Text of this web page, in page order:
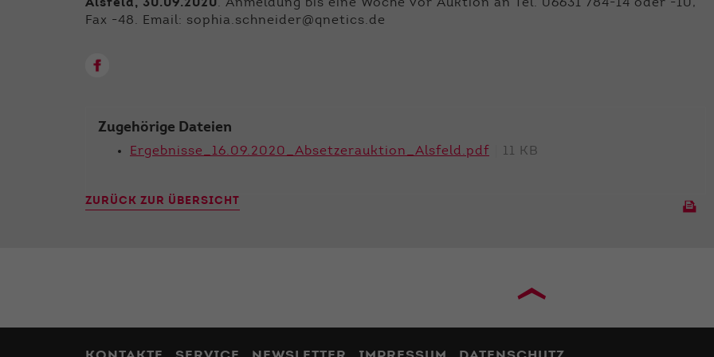
Alsfeld, 30.09.2020. Anmeldung bis eine Woche vor Auktion an Tel. 06631 784-14 oder -10,
Fax -48. Email: sophia.schneider@qnetics.de
Zugehörige Dateien
Ergebnisse_16.09.2020_Absetzerauktion_Alsfeld.pdf 11 KB
ZURÜCK ZUR ÜBERSICHT
›